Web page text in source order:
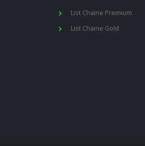
List Chaine Premium
List Chaine Gold